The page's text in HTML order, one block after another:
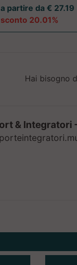
a partire da € 27.19
sconto 20.01%
Hai bisogno